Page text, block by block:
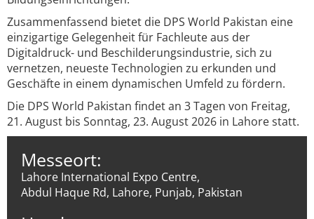
Zusammenfassend bietet die DPS World Pakistan eine
einzigartige Gelegenheit für Fachleute aus der
Digitaldruck- und Beschilderungsindustrie, sich zu
vernetzen, neueste Technologien zu erkunden und
Geschäfte in einem dynamischen Umfeld zu fördern.
Die DPS World Pakistan findet an 3 Tagen von Freitag,
21. August bis Sonntag, 23. August 2026 in Lahore statt.
Messeort:
Lahore International Expo Centre,
Abdul Haque Rd, Lahore, Punjab, Pakistan